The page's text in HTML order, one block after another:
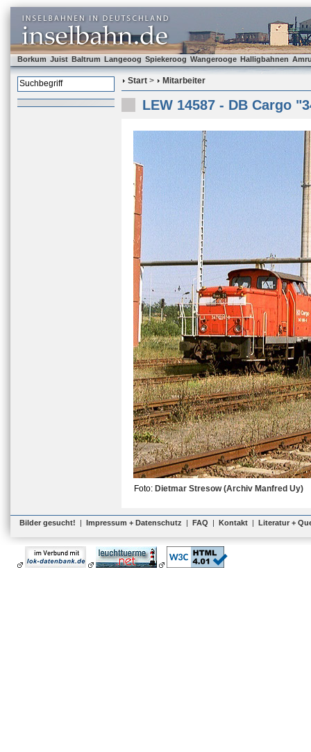
Borkum Juist Baltrum Langeoog Spiekeroog Wangerooge Halligbahnen
Start > Mitarbeiter
LEW 14587 - DB Cargo
Foto: Dietmar Stresow (Archiv Manfred Uy)
Bilder gesucht! | Impressum + Datenschutz | FAQ | Kontakt | Literatur +